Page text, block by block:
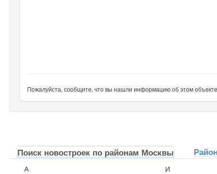
Пожалуйста, сообщите, что вы нашли информацию об этом
Поиск новостроек по районам Москвы
А
И